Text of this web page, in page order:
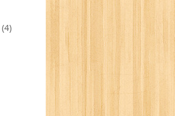
(4)